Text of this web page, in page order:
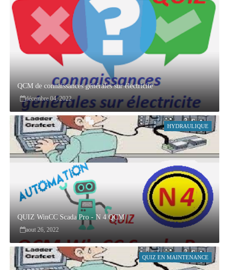
QCM de connaissances générales sur électricite
décembre 04, 2022
HYDRAULIQUE
QUIZ WinCC Scada Pro - N 4 QCM
aout 26, 2022
QUIZ EN MAINTENANCE